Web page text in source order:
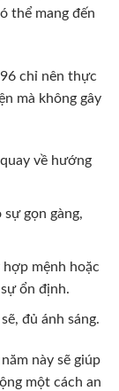
thể mang đến
chỉ nên thực
mà không gây
về hướng
gọn gàng,
mệnh hoặc
ổn định.
đủ ánh sáng.
này sẽ giúp
một cách an